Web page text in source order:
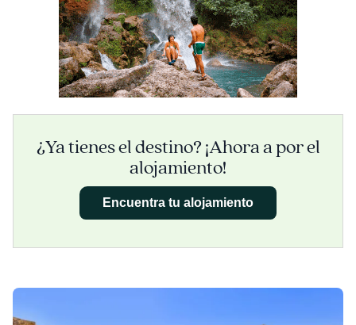
¿Ya tienes el destino? ¡Ahora a por el
alojamiento!
Encuentra tu alojamiento